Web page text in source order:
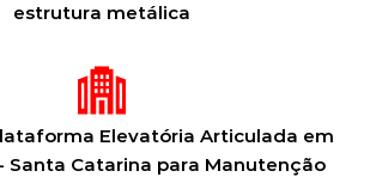
estrutura metálica
Elevatória Articulada em
Santa Catarina para Manutenção